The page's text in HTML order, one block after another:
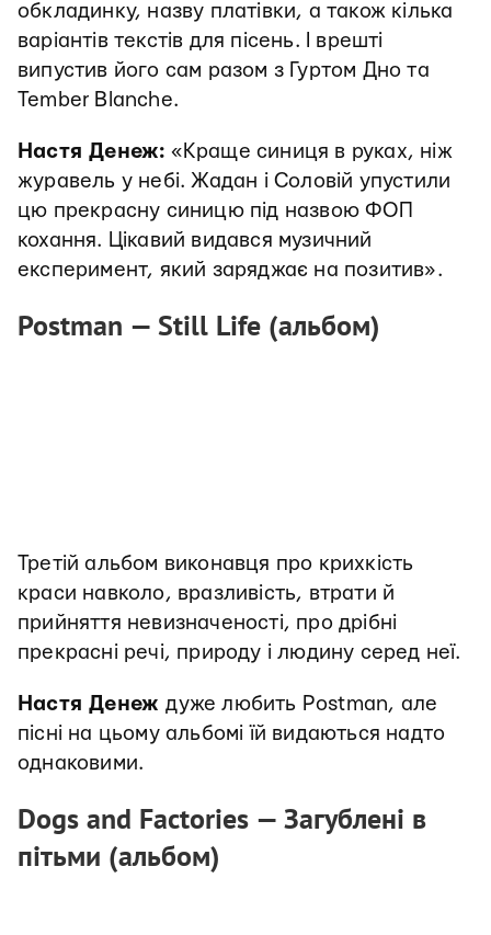
обкладинку, назву платівки, а також кілька
варіантів текстів для пісень. І врешті
випустив його сам разом з Гуртом Дно та
Tember Blanche.
Настя Денеж: «Краще синиця в руках, ніж
журавель у небі. Жадан і Соловій упустили
цю прекрасну синицю під назвою ФОП
кохання. Цікавий видався музичний
експеримент, який заряджає на позитив».
Postman — Still Life (альбом)
Третій альбом виконавця про крихкість
краси навколо, вразливість, втрати й
прийняття невизначеності, про дрібні
прекрасні речі, природу і людину серед неї.
Настя Денеждуже любить Postman, але
пісні на цьому альбомі їй видаються надто
однаковими.
Dogs and Factories — Загублені в
пітьми (альбом)